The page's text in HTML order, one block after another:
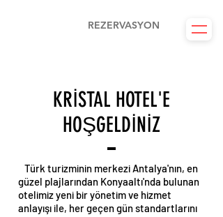
REZERVASYON
KRİSTAL HOTEL'E
HOŞGELDİNİZ
Türk turizminin merkezi Antalya'nın, en
güzel plajlarından Konyaaltı'nda bulunan
otelimiz yeni bir yönetim ve hizmet
anlayışı ile, her geçen gün standartlarını